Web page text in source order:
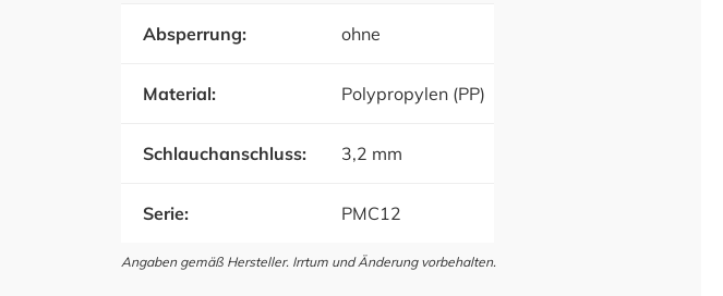
Absperrung: ohne
Material: Polypropylen (PP)
Schlauchanschluss: 3,2 mm
Serie: PMC12
Angaben gemäß Hersteller. Irrtum und Änderung vorbehalten.